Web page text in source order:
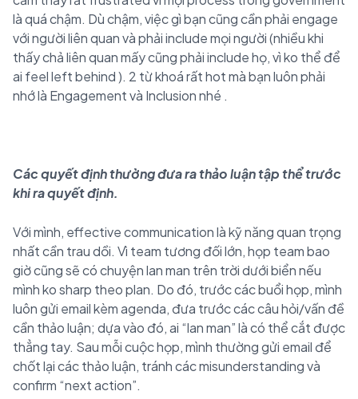
là quá chậm. Dù chậm, việc gì bạn cũng cần phải engage
với người liên quan và phải include mọi người (nhiều khi
thấy chả liên quan mấy cũng phải include họ, vì ko thể để
ai feel left behind). 2 từ khoá rất hot mà bạn luôn phải
nhớ là Engagement và Inclusion nhé .
Các quyết định thường đưa ra thảo luận tập thể trước
khi ra quyết định.
Với mình, effective communication là kỹ năng quan trọng
nhất cần trau dồi. Vì team tương đối lớn, họp team bao
giờ cũng sẽ có chuyện lan man trên trời dưới biển nếu
mình ko sharp theo plan. Do đó, trước các buổi họp, mình
luôn gửi email kèm agenda, đưa trước các câu hỏi/vấn đề
cần thảo luận; dựa vào đó, ai “lan man” là có thể cắt được
thẳng tay. Sau mỗi cuộc họp, mình thường gửi email để
chốt lại các thảo luận, tránh các misunderstanding và
confirm “next action”.